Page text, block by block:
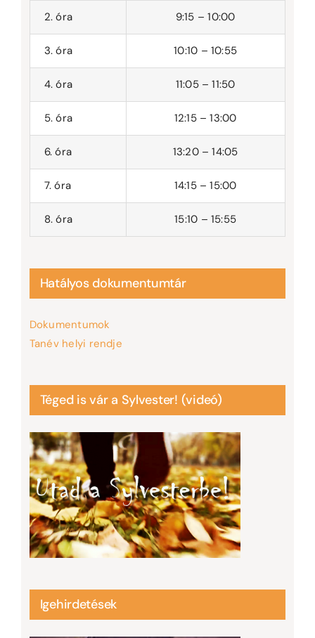
2. óra 9:15 – 10:00
3. óra 10:10 – 10:55
4. óra 11:05 – 11:50
5. óra 12:15 – 13:00
6. óra 13:20 – 14:05
7. óra 14:15 – 15:00
8. óra 15:10 – 15:55
Hatályos dokumentumtár
Dokumentumok
Tanév helyi rendje
Téged is vár a Sylvester! (videó)
Igehirdetések